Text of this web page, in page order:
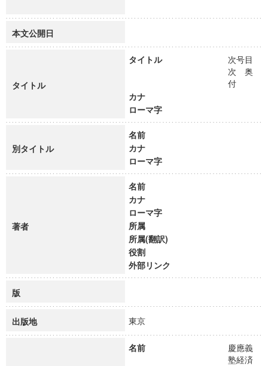
本文公開日
タイトル
タイトル
次号目
次 奥
付
カナ
ローマ字
別タイトル
名前
カナ
ローマ字
著者
名前
カナ
ローマ字
所属
所属(翻訳)
役割
外部リンク
版
出版地 東京
名前
慶應義
塾経済